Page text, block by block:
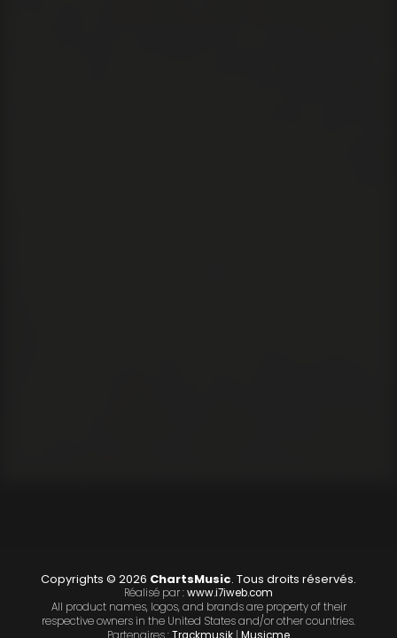
Copyrights © 2026 ChartsMusic. Tous droits réservés.
Réalisé par :www.i7iweb.com
All product names, logos, and brands are property of their
respective owners in the United States and/or other countries.